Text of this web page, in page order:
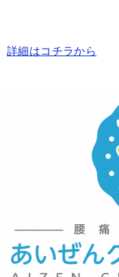
詳細はコチラから